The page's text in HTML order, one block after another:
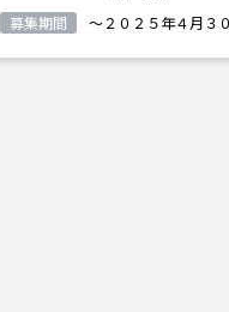
募集期間
～２０２５年４月３